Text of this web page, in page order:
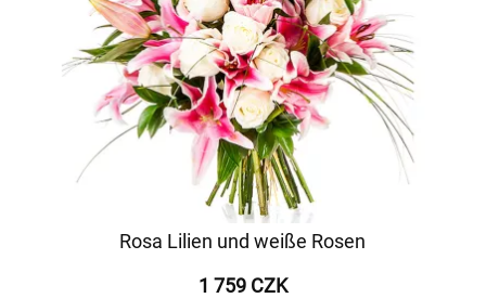
Rosa Lilien und weiße Rosen
1 759 CZK